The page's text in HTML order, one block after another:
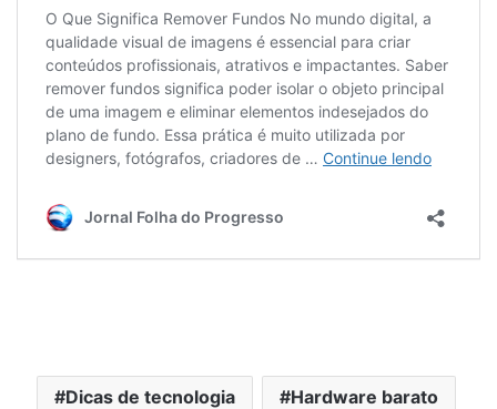
Dicas de tecnologia Hardware barato